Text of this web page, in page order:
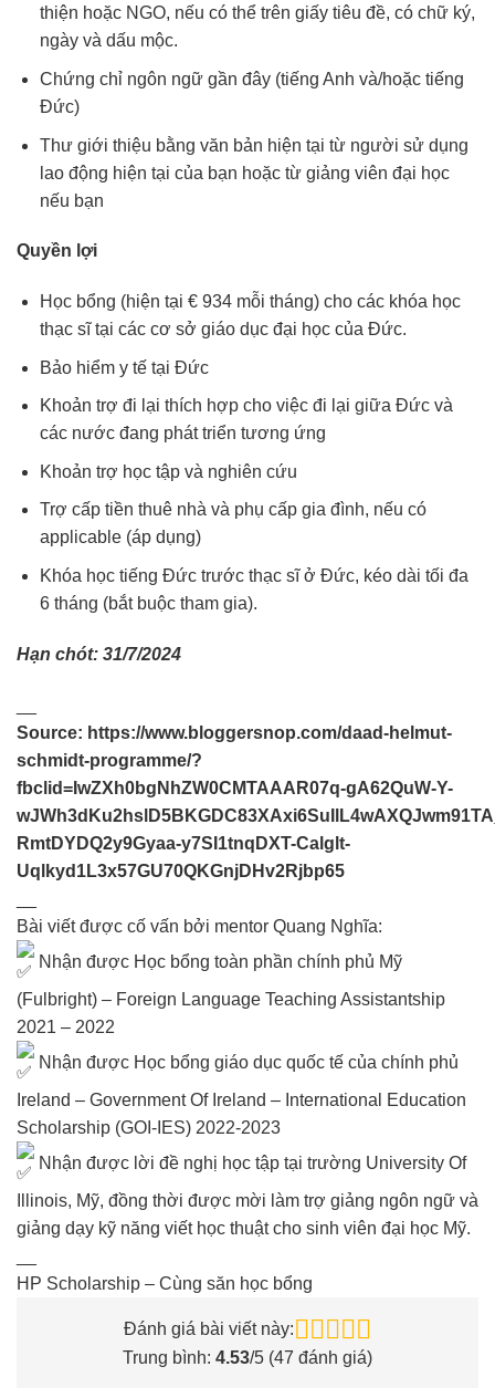
thiện hoặc NGO, nếu có thể trên giấy tiêu đề, có chữ ký,
ngày và dấu mộc.
Chứng chỉ ngôn ngữ gần đây (tiếng Anh và/hoặc tiếng
Đức)
Thư giới thiệu bằng văn bản hiện tại từ người sử dụng
lao động hiện tại của bạn hoặc từ giảng viên đại học
nếu bạn
Quyền lợi
Học bổng (hiện tại € 934 mỗi tháng) cho các khóa học
thạc sĩ tại các cơ sở giáo dục đại học của Đức.
Bảo hiểm y tế tại Đức
Khoản trợ đi lại thích hợp cho việc đi lại giữa Đức và
các nước đang phát triển tương ứng
Khoản trợ học tập và nghiên cứu
Trợ cấp tiền thuê nhà và phụ cấp gia đình, nếu có
applicable (áp dụng)
Khóa học tiếng Đức trước thạc sĩ ở Đức, kéo dài tối đa
6 tháng (bắt buộc tham gia).
Hạn chót: 31/7/2024
Source: https://www.bloggersnop.com/daad-helmut-
schmidt-programme/?
fbclid=IwZXh0bgNhZW0CMTAAAR07q-gA62QuW-Y-
RmtDYDQ2y9Gyaa-y7SI1tnqDXT-Calglt-
Uqlkyd1L3x57GU70QKGnjDHv2Rjbp65
Bài viết được cố vấn bởi mentor Quang Nghĩa:
Nhận được Học bổng toàn phần chính phủ Mỹ
(Fulbright) – Foreign Language Teaching Assistantship
2021 – 2022
Nhận được Học bổng giáo dục quốc tế của chính phủ
Ireland – Government Of Ireland – International Education
Scholarship (GOI-IES) 2022-2023
Nhận được lời đề nghị học tập tại trường University Of
Illinois, Mỹ, đồng thời được mời làm trợ giảng ngôn ngữ và
giảng dạy kỹ năng viết học thuật cho sinh viên đại học Mỹ.
HP Scholarship – Cùng săn học bổng
Đánh giá bài viết này:
Trung bình: 4.53/5 (47 đánh giá)